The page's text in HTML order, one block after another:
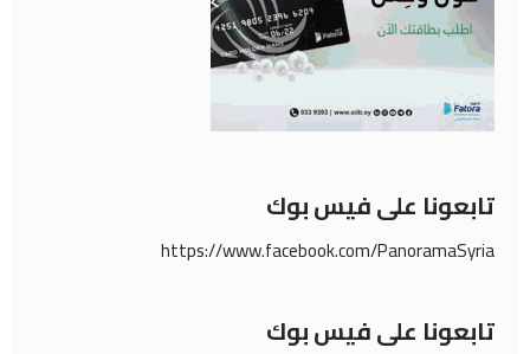
تابعونا على فيس بوك
https://www.facebook.com/PanoramaSyria
تابعونا على فيس بوك